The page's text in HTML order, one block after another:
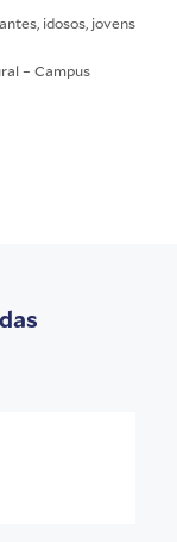
idosos, jovens
– Campus